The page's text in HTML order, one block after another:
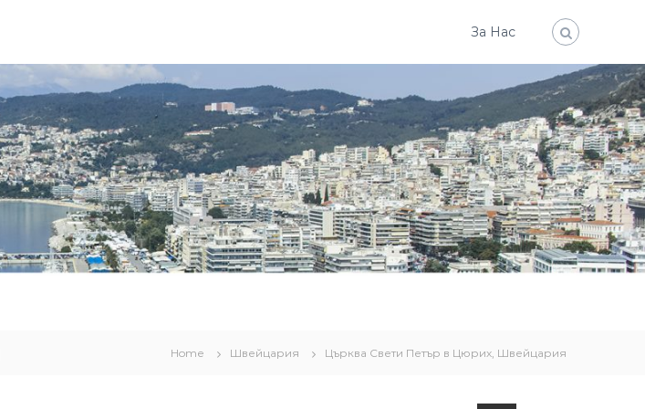
За Нас
Home Швейцария Църква Свети Петър в Цюрих, Швейцария